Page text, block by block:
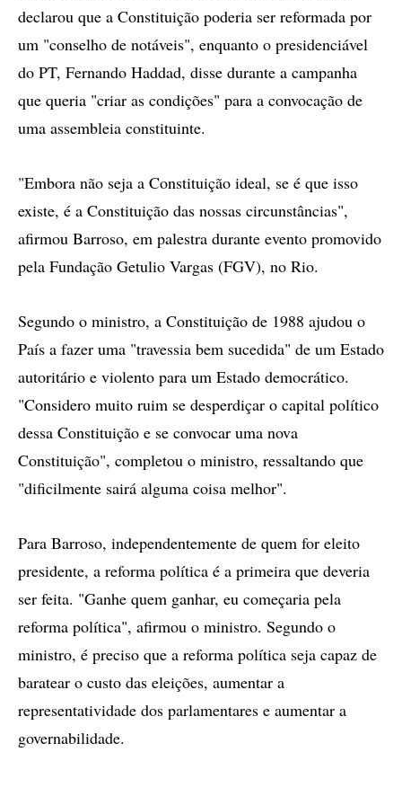
declarou que a Constituição poderia ser reformada por
um "conselho de notáveis", enquanto o presidenciável
do PT, Fernando Haddad, disse durante a campanha
que queria "criar as condições" para a convocação de
uma assembleia constituinte.
"Embora não seja a Constituição ideal, se é que isso
existe, é a Constituição das nossas circunstâncias",
afirmou Barroso, em palestra durante evento promovido
pela Fundação Getulio Vargas (FGV), no Rio.
Segundo o ministro, a Constituição de 1988 ajudou o
País a fazer uma "travessia bem sucedida" de um Estado
autoritário e violento para um Estado democrático.
"Considero muito ruim se desperdiçar o capital político
dessa Constituição e se convocar uma nova
Constituição", completou o ministro, ressaltando que
"dificilmente sairá alguma coisa melhor".
Para Barroso, independentemente de quem for eleito
presidente, a reforma política é a primeira que deveria
ser feita. "Ganhe quem ganhar, eu começaria pela
reforma política", afirmou o ministro. Segundo o
ministro, é preciso que a reforma política seja capaz de
baratear o custo das eleições, aumentar a
representatividade dos parlamentares e aumentar a
governabilidade.